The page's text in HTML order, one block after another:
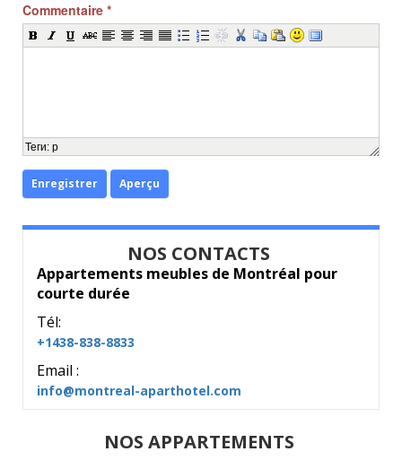
Commentaire *
Теги: p
Enregistrer Aperçu
NOS CONTACTS
Appartements meubles de Montréal pour
courte durée
Tél:
+1438-838-8833
Email :
info@montreal-aparthotel.com
NOS APPARTEMENTS